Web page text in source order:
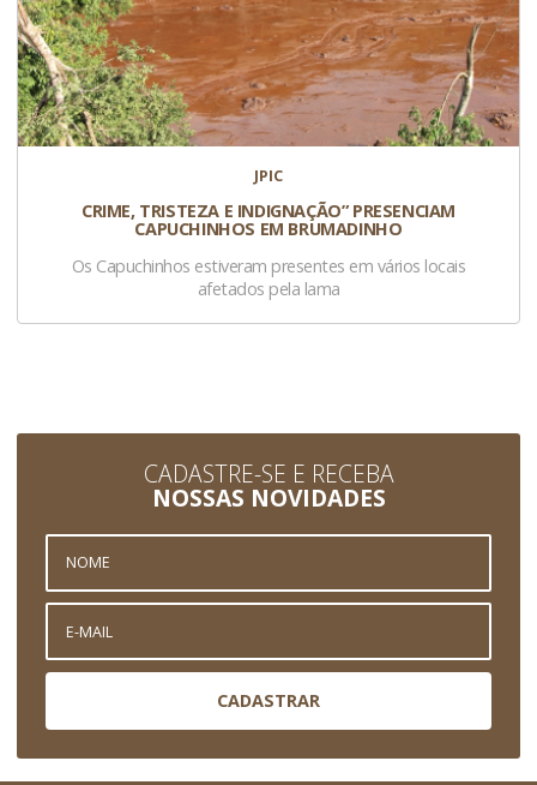
JPIC
CRIME, TRISTEZA E INDIGNAÇÃO” PRESENCIAM
CAPUCHINHOS EM BRUMADINHO
Os Capuchinhos estiveram presentes em vários locais
afetados pela lama
CADASTRE-SE E RECEBA
NOSSAS NOVIDADES
CADASTRAR